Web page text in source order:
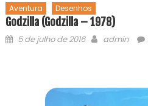
Aventura Desenhos
Godzilla (Godzilla – 1978)
5 de julho de 2016 admin